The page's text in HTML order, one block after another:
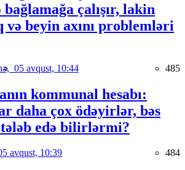
çalışır, lakin
və beyin axını problemləri
05 avqust, 10:44 485
kommunal hesabı:
daha çox ödəyirlər, bəs
edə bilirlərmi?
avqust, 10:39 484